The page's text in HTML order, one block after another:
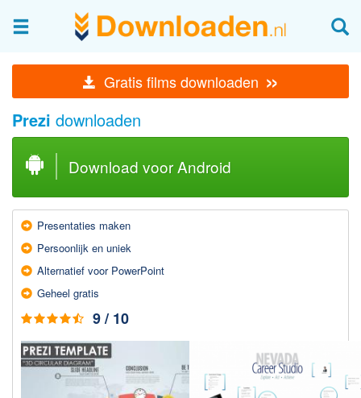
Gratis films downloaden »
Afbeeldingen & fotografie
Beheren en bekijken
Afbeelding & foto bewerken
Foto apps
Screenshots Maken
Audio & Video
Branden en Rippen
Converteren
Media streamen
Video bewerken
Downloaden
Prezi downloaden
Download voor Android
Presentaties maken
Persoonlijk en uniek
Alternatief voor PowerPoint
Geheel gratis
9 / 10